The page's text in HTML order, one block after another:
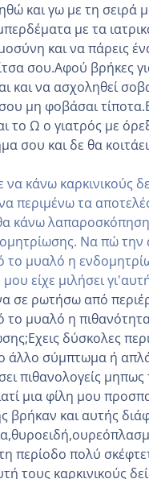
και γω με τη σειρά
με τα
και να πάρεις
σου.Αφού βρήκες
και να ασχοληθεί
μη φοβάσαι
το Ω ο γιατρός με
σου και δε θα
κάνω καρκινικούς
περιμένω τα
κάνω
Να πώ την
το μυαλό η
είχε μιλήσει
σε ρωτήσω από
το μυαλό η
δύσκολες
άλλο σύμπτωμα ή
πιθανολογείς
μια φίλη μου
βρήκαν και αυτής
περίοδο πολύ
τους καρκινικούς